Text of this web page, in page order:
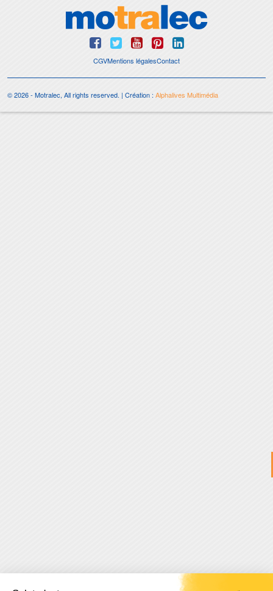
CGVMentions légalesContact
© 2026 - Motralec, All rights reserved. | Création : Alphalives Multimédia